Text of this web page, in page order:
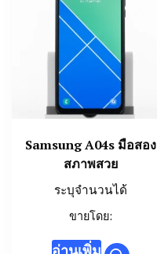
Samsung A04s มือสอง
สภาพสวย
ระบุจำนวนได้
ขายโดย: